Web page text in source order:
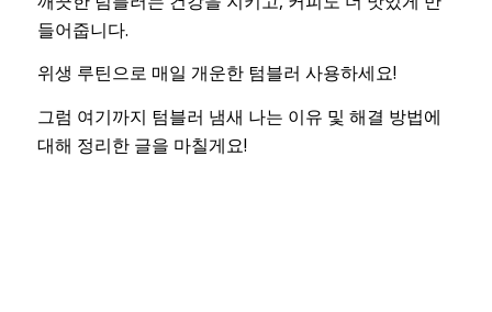
들어줍니다.
위생 루틴으로 매일 개운한 텀블러 사용하세요!
그럼 여기까지 텀블러 냄새 나는 이유 및 해결 방법에
대해 정리한 글을 마칠게요!